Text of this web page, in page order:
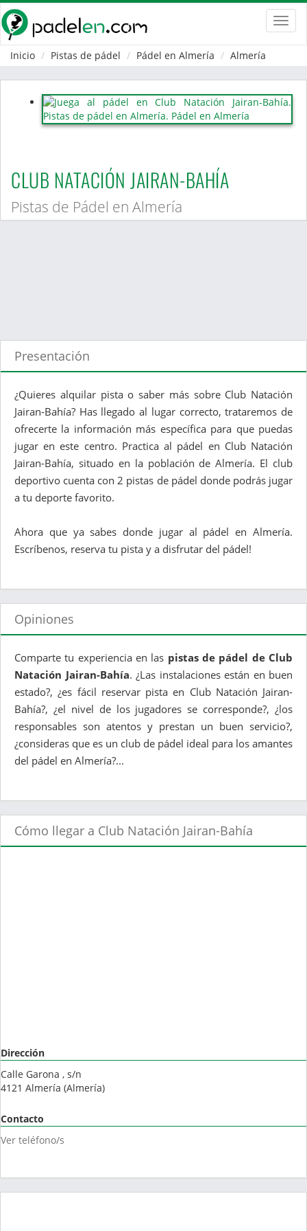
Inicio
Pistas de pádel Pádel en Almería Almería
CLUB NATACIÓN JAIRAN-BAHÍA
Pistas de Pádel en Almería
Presentación
¿Quieres alquilar pista o saber más sobre Club Natación
Jairan-Bahía? Has llegado al lugar correcto, trataremos de
ofrecerte la información más específica para que puedas
jugar en este centro. Practica al pádel en Club Natación
Jairan-Bahía, situado en la población de Almería. El club
deportivo cuenta con 2 pistas de pádel donde podrás jugar
a tu deporte favorito.
Ahora que ya sabes donde jugar al pádel en Almería.
Escríbenos, reserva tu pista y a disfrutar del pádel!
Opiniones
Comparte tu experiencia en las pistas de pádel de Club
Natación Jairan-Bahía. ¿Las instalaciones están en buen
estado?, ¿es fácil reservar pista en Club Natación Jairan-
Bahía?, ¿el nivel de los jugadores se corresponde?, ¿los
responsables son atentos y prestan un buen servicio?,
¿consideras que es un club de pádel ideal para los amantes
del pádel en Almería?...
Cómo llegar a Club Natación Jairan-Bahía
Dirección
Calle Garona , s/n
4121 Almería (Almería)
Contacto
Ver teléfono/s